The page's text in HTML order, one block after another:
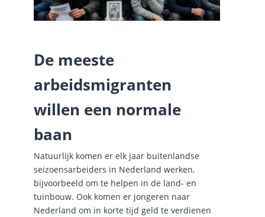
De meeste
arbeidsmigranten
willen een normale
baan
Natuurlijk komen er elk jaar buitenlandse
seizoensarbeiders in Nederland werken,
bijvoorbeeld om te helpen in de land- en
tuinbouw. Ook komen er jongeren naar
Nederland om in korte tijd geld te verdienen